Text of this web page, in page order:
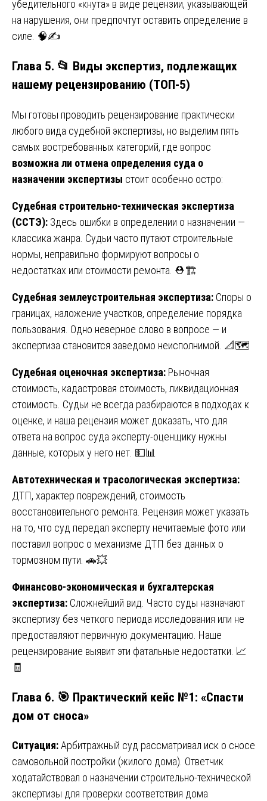
убедительного «кнута» в виде рецензии, указывающей
на нарушения, они предпочтут оставить определение в
силе. 🧠✍️
Глава 5. 📂 Виды экспертиз, подлежащих
нашему рецензированию (ТОП-5)
Мы готовы проводить рецензирование практически
любого вида судебной экспертизы, но выделим пять
самых востребованных категорий, где вопрос
возможна ли отмена определения суда о
назначении экспертизы стоит особенно остро:
Судебная строительно-техническая экспертиза
(ССТЭ): Здесь ошибки в определении о назначении —
классика жанра. Судьи часто путают строительные
нормы, неправильно формируют вопросы о
недостатках или стоимости ремонта. ⛑️🏗️
Судебная землеустроительная экспертиза: Споры о
границах, наложение участков, определение порядка
пользования. Одно неверное слово в вопросе — и
экспертиза становится заведомо неисполнимой. 📐🗺️
Судебная оценочная экспертиза: Рыночная
стоимость, кадастровая стоимость, ликвидационная
стоимость. Судьи не всегда разбираются в подходах к
оценке, и наша рецензия может доказать, что для
ответа на вопрос суда эксперту-оценщику нужны
данные, которых у него нет. 💵📊
Автотехническая и трасологическая экспертиза:
ДТП, характер повреждений, стоимость
восстановительного ремонта. Рецензия может указать
на то, что суд передал эксперту нечитаемые фото или
поставил вопрос о механизме ДТП без данных о
тормозном пути. 🚗💥
Финансово-экономическая и бухгалтерская
экспертиза: Сложнейший вид. Часто суды назначают
экспертизу без четкого периода исследования или не
предоставляют первичную документацию. Наше
рецензирование выявит эти фатальные недостатки. 📈
🧾
Глава 6. 🎯 Практический кейс №1: «Спасти
дом от сноса»
Ситуация:Арбитражный суд рассматривал иск о сносе
самовольной постройки (жилого дома). Ответчик
ходатайствовал о назначении строительно-технической
экспертизы для проверки соответствия дома